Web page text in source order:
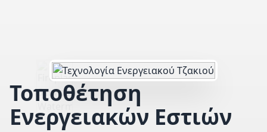
Τοποθέτηση
Ενεργειακών Εστιών